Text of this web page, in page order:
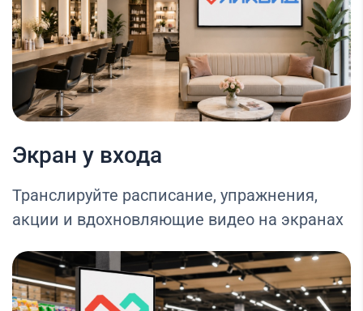
Экран у входа
Транслируйте расписание, упражнения,
акции и вдохновляющие видео на экранах